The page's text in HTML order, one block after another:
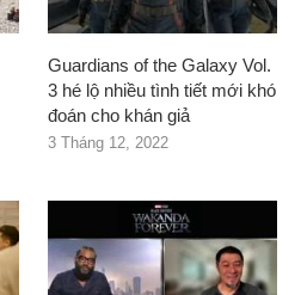
Guardians of the Galaxy Vol.
3 hé lộ nhiều tình tiết mới khó
đoán cho khán giả
3 Tháng 12, 2022